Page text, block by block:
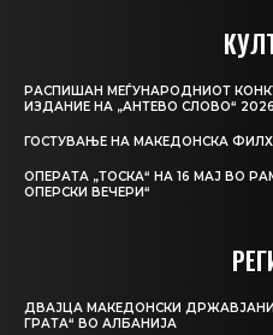
РАСПИШАН МЕЃУНАРОДНИОТ
ИЗДАНИЕ НА „АНТЕВО СЛОВО“ 2026
ГОСТУВАЊЕ НА МАКЕДОНСКА
ОПЕРАТА „ТОСКА“ НА 16 МАЈ ВО
ОПЕРСКИ ВЕЧЕРИ“
ДВАЈЦА МАКЕДОНСКИ ДРЖАВЈАНИ
ГРАТА“ ВО АЛБАНИЈА